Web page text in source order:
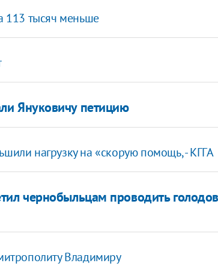
113 тысяч меньше
Януковичу петицию
нагрузку на «скорую помощь, - КГГА
чернобыльцам проводить
Владимиру